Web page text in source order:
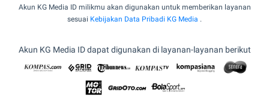
Akun KG Media ID milikmu akan digunakan untuk memberikan layanan
sesuai Kebijakan Data Pribadi KG Media .
Akun KG Media ID dapat digunakan di layanan-layanan berikut